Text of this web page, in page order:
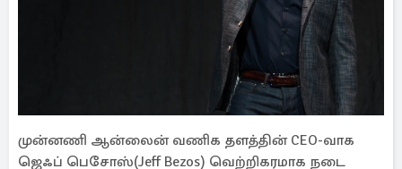
முன்னணி ஆன்லைன் வணிக தளத்தின் CEO-வாக
ஜெஃப் பெசோஸ்(Jeff Bezos) வெற்றிகரமாக நடை